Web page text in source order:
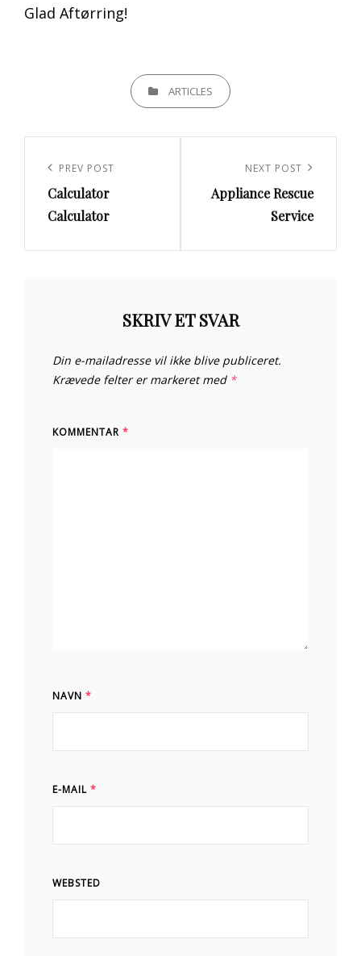
Glad Aftørring!
CATEGORIESARTICLES
Previous
Post
PREV POST
Calculator
Calculator
Post
NEXT POST
Appliance Rescue
Service
SKRIV ET SVAR
Din e-mailadresse vil ikke blive publiceret.
Krævede felter er markeret med *
KOMMENTAR *
NAVN *
E-MAIL *
WEBSTED